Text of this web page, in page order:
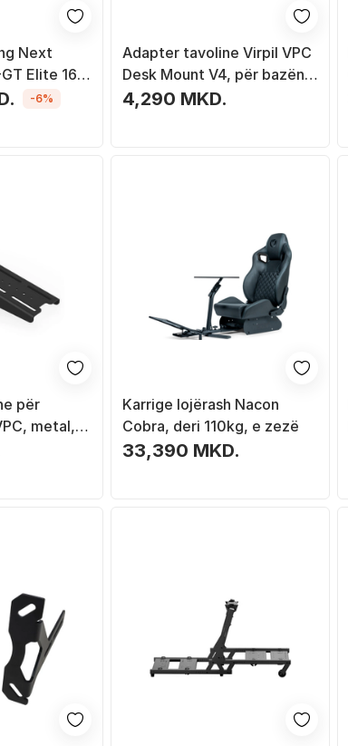
Next
Elite 160
Edition,
-6%
Adapter tavoline Virpil VPC
Desk Mount V4, për bazën
MongoosT-50CM3, metalik,
4,290 MKD.
për
metal,
Karrige lojërash Nacon
Cobra, deri 110kg, e zezë
33,390 MKD.